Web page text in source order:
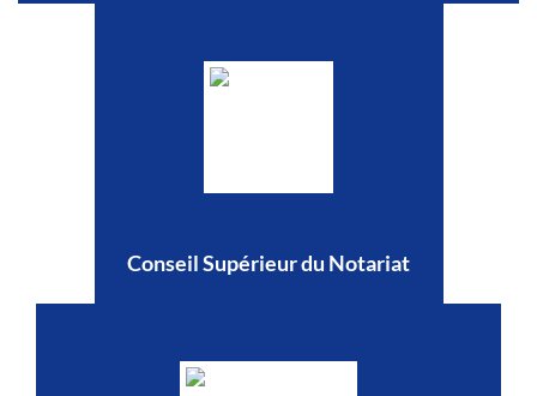
Conseil Supérieur du Notariat